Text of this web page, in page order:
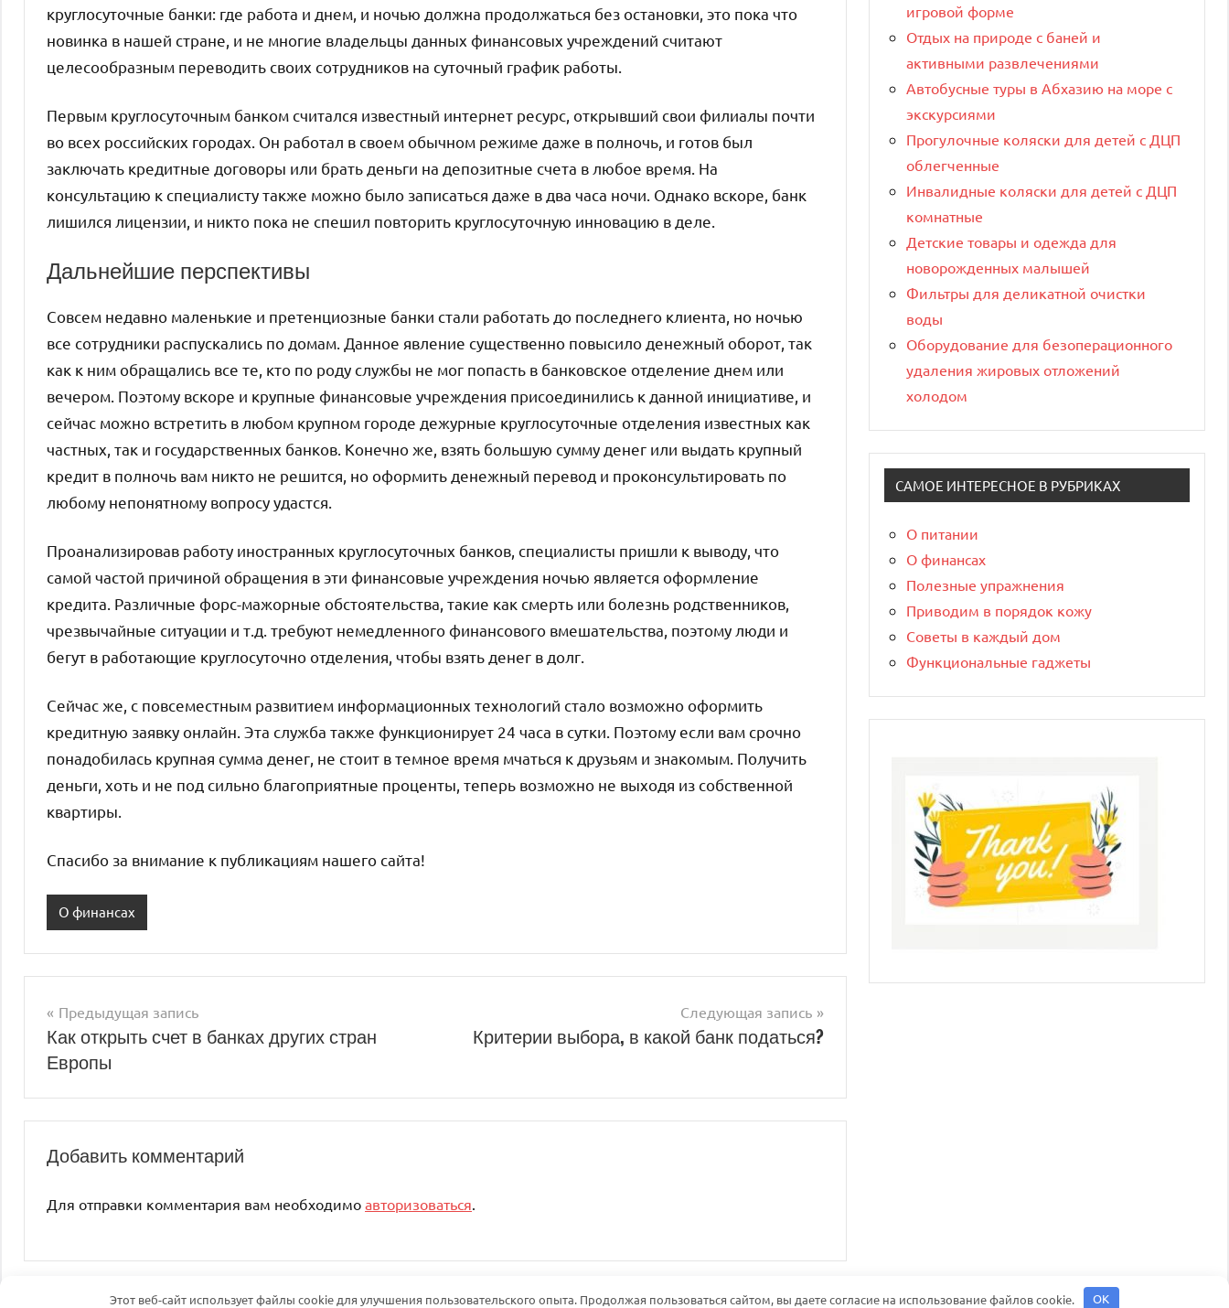
круглосуточные банки: где работа и днем, и ночью должна продолжаться без остановки, это пока что
новинка в нашей стране, и не многие владельцы данных финансовых учреждений считают
целесообразным переводить своих сотрудников на суточный график работы.
Первым круглосуточным банком считался известный интернет ресурс, открывший свои филиалы почти
во всех российских городах. Он работал в своем обычном режиме даже в полночь, и готов был
заключать кредитные договоры или брать деньги на депозитные счета в любое время. На
консультацию к специалисту также можно было записаться даже в два часа ночи. Однако вскоре, банк
лишился лицензии, и никто пока не спешил повторить круглосуточную инновацию в деле.
Дальнейшие перспективы
Совсем недавно маленькие и претенциозные банки стали работать до последнего клиента, но ночью
все сотрудники распускались по домам. Данное явление существенно повысило денежный оборот, так
как к ним обращались все те, кто по роду службы не мог попасть в банковское отделение днем или
вечером. Поэтому вскоре и крупные финансовые учреждения присоединились к данной инициативе, и
сейчас можно встретить в любом крупном городе дежурные круглосуточные отделения известных как
частных, так и государственных банков. Конечно же, взять большую сумму денег или выдать крупный
кредит в полночь вам никто не решится, но оформить денежный перевод и проконсультировать по
любому непонятному вопросу удастся.
Проанализировав работу иностранных круглосуточных банков, специалисты пришли к выводу, что
самой частой причиной обращения в эти финансовые учреждения ночью является оформление
кредита. Различные форс-мажорные обстоятельства, такие как смерть или болезнь родственников,
чрезвычайные ситуации и т.д. требуют немедленного финансового вмешательства, поэтому люди и
бегут в работающие круглосуточно отделения, чтобы взять денег в долг.
Сейчас же, с повсеместным развитием информационных технологий стало возможно оформить
кредитную заявку онлайн. Эта служба также функционирует 24 часа в сутки. Поэтому если вам срочно
понадобилась крупная сумма денег, не стоит в темное время мчаться к друзьям и знакомым. Получить
деньги, хоть и не под сильно благоприятные проценты, теперь возможно не выходя из собственной
квартиры.
Спасибо за внимание к публикациям нашего сайта!
О финансах
Навигация
по
записям
Предыдущая запись
Как открыть счет в банках других стран
Европы
Следующая запись
Критерии выбора, в какой банк податься?
Добавить комментарий
Для отправки комментария вам необходимо авторизоваться
игровой форме
Отдых на природе с баней и
активными развлечениями
Автобусные туры в Абхазию на море с
экскурсиями
Прогулочные коляски для детей с ДЦП
облегченные
Инвалидные коляски для детей с ДЦП
комнатные
Детские товары и одежда для
новорожденных малышей
Фильтры для деликатной очистки
воды
Оборудование для безоперационного
удаления жировых отложений
холодом
САМОЕ ИНТЕРЕСНОЕ В РУБРИКАХ
О питании
О финансах
Полезные упражнения
Приводим в порядок кожу
Советы в каждый дом
Функциональные гаджеты
Тема WordPress: Dynamico от ThemeZee.
Этот веб-сайт использует файлы cookie для улучшения пользовательского опыта. Продолжая пользоваться сайтом, вы даете согласие на использование файлов cookie. OK